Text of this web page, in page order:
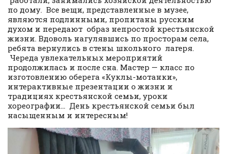
по дому. Все вещи, представленные в музее,
являются подлинными, пропитаны русским
духом и передают образ непростой крестьянской
жизни. Вдоволь нагулявшись по просторам села,
ребята вернулись в стены школьного лагеря.
Череда увлекательных мероприятий
продолжилась и после сна. Мастер — класс по
изготовлению оберега «Куклы-мотанки»,
интерактивные презентации о жизни и
традициях крестьянской семьи, уроки
хореографии… День крестьянской семьи был
насыщенным и интересным!